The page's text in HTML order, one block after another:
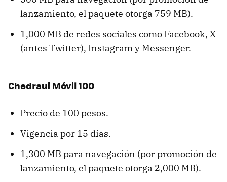
lanzamiento, el paquete otorga 759 MB).
1,000 MB de redes sociales como Facebook, X
(antes Twitter), Instagram y Messenger.
Chedraui Móvil 100
Precio de 100 pesos.
Vigencia por 15 días.
1,300 MB para navegación (por promoción de
lanzamiento, el paquete otorga 2,000 MB).